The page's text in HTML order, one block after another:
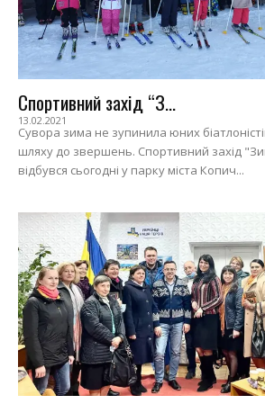
Спортивний захід “З...
13.02.2021
Сувора зима не зупинила юних
шляху до звершень. Спортивний захід
відбувся сьогодні у парку міста Копич...